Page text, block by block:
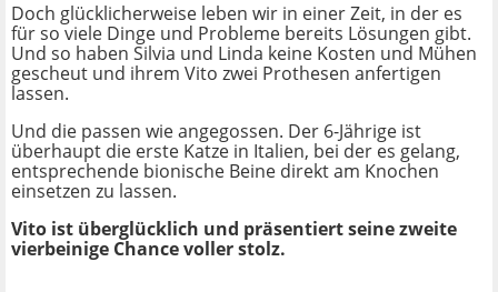
Doch glücklicherweise leben wir in einer Zeit, in der es
für so viele Dinge und Probleme bereits Lösungen gibt.
Und so haben Silvia und Linda keine Kosten und Mühen
gescheut und ihrem Vito zwei Prothesen anfertigen
lassen.
Und die passen wie angegossen. Der 6-Jährige ist
überhaupt die erste Katze in Italien, bei der es gelang,
entsprechende bionische Beine direkt am Knochen
einsetzen zu lassen.
Vito ist überglücklich und präsentiert seine zweite
vierbeinige Chance voller stolz.